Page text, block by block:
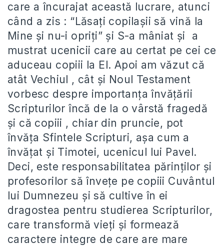
care a încurajat această lucrare, atunci
când a zis : “Lăsați copilașii să vină la
Mine și nu-i opriți” și S-a mâniat și a
mustrat ucenicii care au certat pe cei ce
aduceau copiii la El. Apoi am văzut că
atât Vechiul , cât și Noul Testament
vorbesc despre importanța învățării
Scripturilor încă de la o vârstă fragedă
și că copiii , chiar din pruncie, pot
învăța Sfintele Scripturi, așa cum a
învățat și Timotei, ucenicul lui Pavel.
Deci, este responsabilitatea părinților și
profesorilor să învețe pe copiii Cuvântul
lui Dumnezeu și să cultive în ei
dragostea pentru studierea Scripturilor,
care transformă vieți și formează
caractere integre de care are mare